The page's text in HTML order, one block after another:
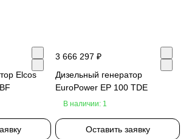
Elcos
3 666 297 ₽
Дизельный генератор
EuroPower EP 100 TDE
В наличии: 1
Оставить заявку